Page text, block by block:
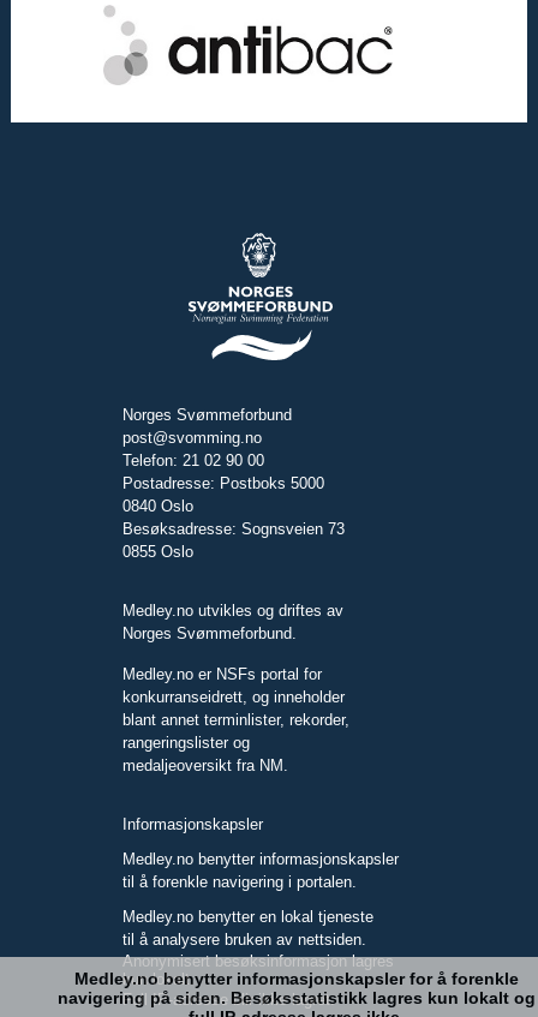
Norges Svømmeforbund
post@svomming.no
Telefon: 21 02 90 00
Postadresse: Postboks 5000
0840 Oslo
Besøksadresse: Sognsveien 73
0855 Oslo
Medley.no utvikles og driftes av
Norges Svømmeforbund.
Medley.no er NSFs portal for
konkurranseidrett, og inneholder
blant annet terminlister, rekorder,
rangeringslister og
medaljeoversikt fra NM.
Informasjonskapsler
Medley.no benytter informasjonskapsler
til å forenkle navigering i portalen.
Medley.no benytter en lokal tjeneste
til å analysere bruken av nettsiden.
Anonymisert besøksinformasjon lagres
kun lokalt.
Full IP-adresse blir ikke lagret.
Medley.no benytter informasjonskapsler for å forenkle
navigering på siden. Besøksstatistikk lagres kun lokalt og